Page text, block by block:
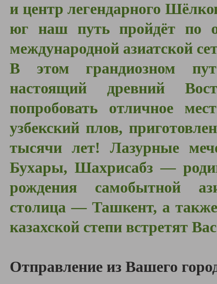
и центр легендарного
юг наш путь пройдёт по
международной азиатской
В этом грандиозном
настоящий древний
попробовать отличное
узбекский плов,
тысячи лет! Лазурные
Бухары, Шахрисабз —
рождения самобытной
столица — Ташкент, а
казахской степи встретят
Отправление из Вашего